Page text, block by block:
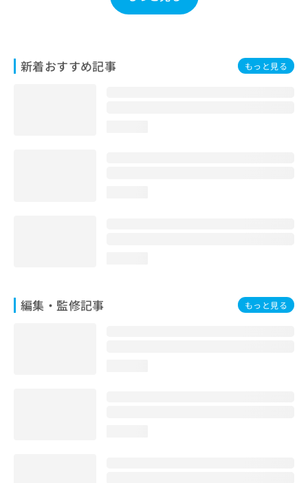
新着おすすめ記事 もっと見る
編集・監修記事 もっと見る
わ